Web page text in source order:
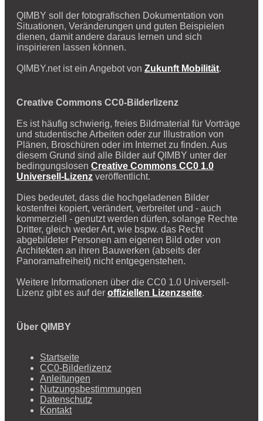
QIMBY soll der fotografischen Dokumentation von
Situationen, Veränderungen und guten Beispielen
dienen, damit andere daraus lernen und sich
inspirieren lassen können.
QIMBY.net ist ein Angebot von Zukunft Mobilität.
Creative Commons CC0-Bilderlizenz
Es ist häufig schwierig, freies Bildmaterial für Vorträge
und studentische Arbeiten oder zur Illustration von
Plänen, Broschüren oder im Internet zu finden. Aus
diesem Grund sind alle Bilder auf QIMBY unter der
bedingungslosen Creative Commons CC0 1.0
Universell-Lizenz veröffentlicht.
Dies bedeutet, dass die hochgeladenen Bilder
kostenfrei kopiert, verändert, verbreitet und - auch
kommerziell - genutzt werden dürfen, solange Rechte
Dritter, gleich weder Art, wie bspw. das Recht
abgebildeter Personen am eigenen Bild oder von
Architekten an ihren Bauwerken (abseits der
Panoramafreiheit) nicht entgegenstehen.
Weitere Informationen über die CC0 1.0 Universell-
Lizenz gibt es auf der offiziellen Lizenzseite.
Über QIMBY
Startseite
CC0-Bilderlizenz
Anleitungen
Nutzungsbestimmungen
Datenschutz
Kontakt